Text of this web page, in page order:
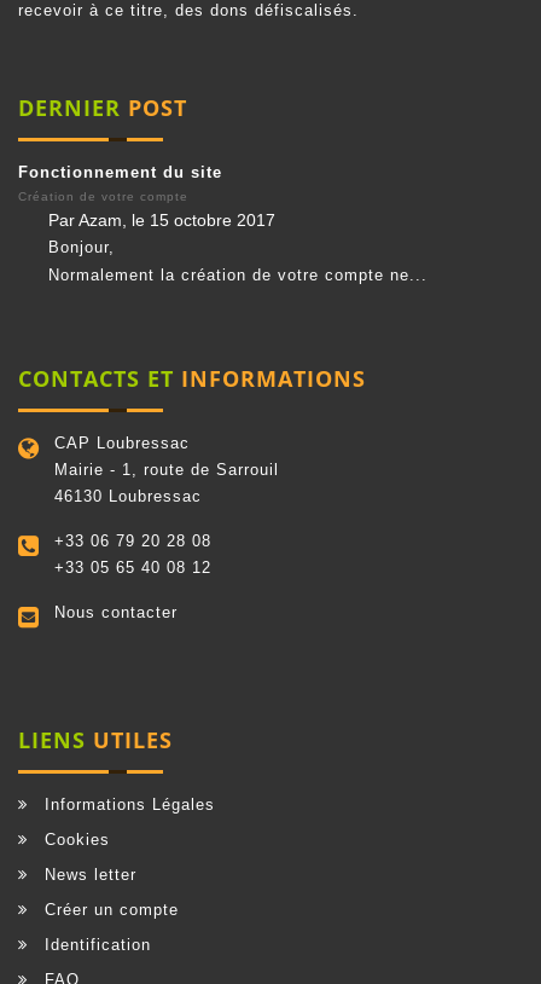
recevoir à ce titre, des dons défiscalisés.
DERNIER POST
Fonctionnement du site
Création de votre compte
Par Azam, le 15 octobre 2017
Bonjour,
Normalement la création de votre compte ne...
CONTACTS ET INFORMATIONS
CAP Loubressac
Mairie - 1, route de Sarrouil
46130 Loubressac
+33 06 79 20 28 08
+33 05 65 40 08 12
Nous contacter
LIENS UTILES
Informations Légales
Cookies
News letter
Créer un compte
Identification
FAQ